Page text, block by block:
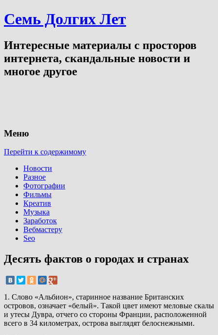
Семь Долгих Лет
Интересные материалы с просторов
интернета, скандальные новости и
многое другое
Меню
Перейти к содержимому
Новости
Разное
Фотографии
Фильмы
Креатив
Музыка
Заработок
Вебмастеру
Seo
Десять фактов о городах и странах
1. Слово «Альбион», старинное название Британских
островов, означает «белый». Такой цвет имеют меловые скалы
и утесы Дувра, отчего со стороны Франции, расположенной
всего в 34 километрах, острова выглядят белоснежными.